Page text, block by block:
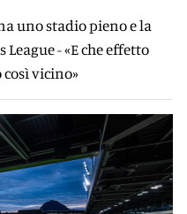
uno stadio pieno e la
- «E che effetto
vicino»